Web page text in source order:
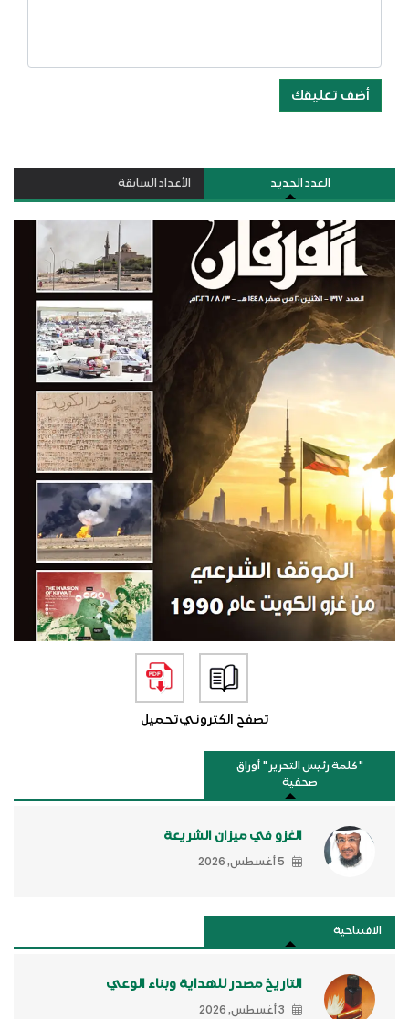
أضف تعليقك
العدد الجديد الأعداد السابقة
تصفح الكترونيتحميل
"كلمة رئيس التحرير " أوراق
صحفية
الغزو في ميزان الشريعة
5 أغسطس, 2026
الافتتاحية
التاريخ مصدر للهداية وبناء الوعي
3 أغسطس, 2026